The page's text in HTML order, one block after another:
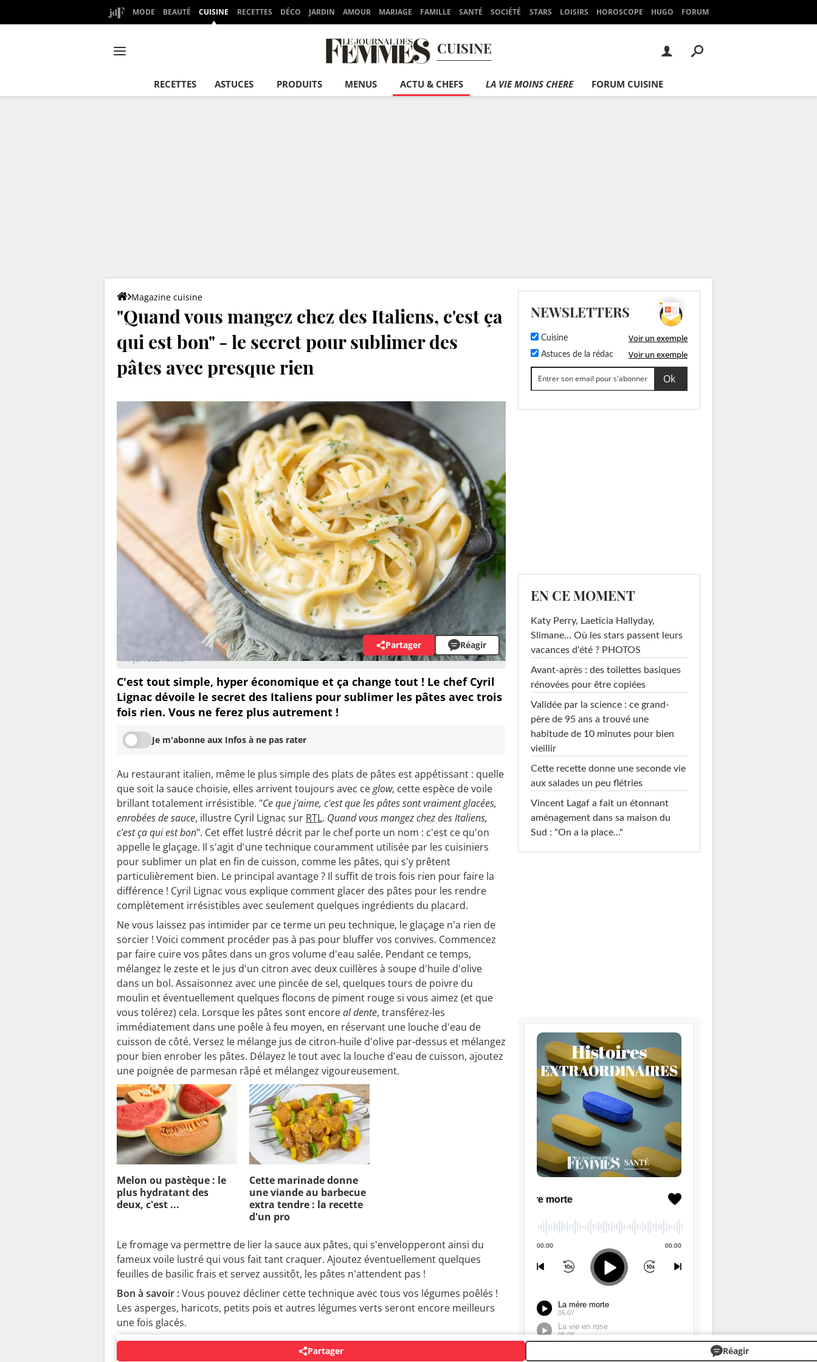
MODE BEAUTÉ CUISINE RECETTES DÉCO JARDIN AMOUR MARIAGE FAMILLE SANTÉ SOCIÉTÉ STARS LOISIRS HOROSCOPE HUGO FORUM
CUISINE
RECETTES ASTUCES PRODUITS MENUS ACTU & CHEFS LA VIE MOINS CHERE FORUM CUISINE
Magazine cuisine
"Quand vous mangez chez des Italiens, c'est ça
qui est bon" - le secret pour sublimer des
pâtes avec presque rien
17 juin 2024 06:05
Partager Réagir
C'est tout simple, hyper économique et ça change tout ! Le chef Cyril
Lignac dévoile le secret des Italiens pour sublimer les pâtes avec trois
fois rien. Vous ne ferez plus autrement !
Je m'abonne aux Infos à ne pas rater
Au restaurant italien, même le plus simple des plats de pâtes est appétissant : quelle
que soit la sauce choisie, elles arrivent toujours avec ceglow, cette espèce de voile
brillant totalement irrésistible. "Ce que j'aime, c'est que les pâtes sont vraiment glacées,
enrobées de sauce, illustre Cyril Lignac sur RTL. Quand vous mangez chez des Italiens,
c'est ça qui est bon". Cet effet lustré décrit par le chef porte un nom : c'est ce qu'on
appelle le glaçage. Il s'agit d'une technique couramment utilisée par les cuisiniers
pour sublimer un plat en fin de cuisson, comme les pâtes, qui s'y prêtent
particulièrement bien. Le principal avantage ? Il suffit de trois fois rien pour faire la
différence ! Cyril Lignac vous explique comment glacer des pâtes pour les rendre
complètement irrésistibles avec seulement quelques ingrédients du placard.
Ne vous laissez pas intimider par ce terme un peu technique, le glaçage n'a rien de
sorcier ! Voici comment procéder pas à pas pour bluffer vos convives. Commencez
par faire cuire vos pâtes dans un gros volume d'eau salée. Pendant ce temps,
mélangez le zeste et le jus d'un citron avec deux cuillères à soupe d'huile d'olive
dans un bol. Assaisonnez avec une pincée de sel, quelques tours de poivre du
moulin et éventuellement quelques flocons de piment rouge si vous aimez (et que
vous tolérez) cela. Lorsque les pâtes sont encoreal dente, transférez-les
immédiatement dans une poêle à feu moyen, en réservant une louche d'eau de
cuisson de côté. Versez le mélange jus de citron-huile d'olive par-dessus et mélangez
pour bien enrober les pâtes. Délayez le tout avec la louche d'eau de cuisson, ajoutez
une poignée de parmesan râpé et mélangez vigoureusement.
Melon ou pastèque : le
plus hydratant des
deux, c'est ...
Cette marinade donne
une viande au barbecue
extra tendre : la recette
d'un pro
Le fromage va permettre de lier la sauce aux pâtes, qui s'envelopperont ainsi du
fameux voile lustré qui vous fait tant craquer. Ajoutez éventuellement quelques
feuilles de basilic frais et servez aussitôt, les pâtes n'attendent pas !
Bon à savoir :Vous pouvez décliner cette technique avec tous vos légumes poêlés !
Les asperges, haricots, petits pois et autres légumes verts seront encore meilleurs
une fois glacés.
Partager Réagir
NEWSLETTERS
Cuisine Voir un exemple
Astuces de la rédac Voir un exemple
EN CE MOMENT
Katy Perry, Laeticia Hallyday,
Slimane... Où les stars passent leurs
vacances d'été ? PHOTOS
Avant-après : des toilettes basiques
rénovées pour être copiées
Validée par la science : ce grand-
père de 95 ans a trouvé une
habitude de 10 minutes pour bien
vieillir
Cette recette donne une seconde vie
aux salades un peu flétries
Vincent Lagaf a fait un étonnant
aménagement dans sa maison du
Sud : "On a la place..."